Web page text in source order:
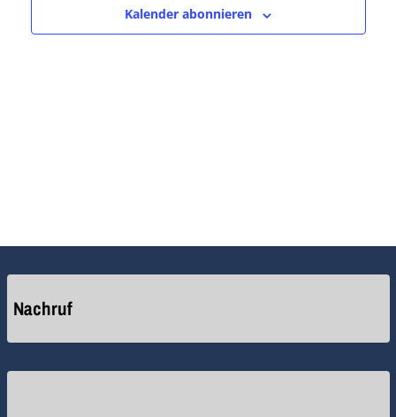
Kalender abonnieren
Nachruf